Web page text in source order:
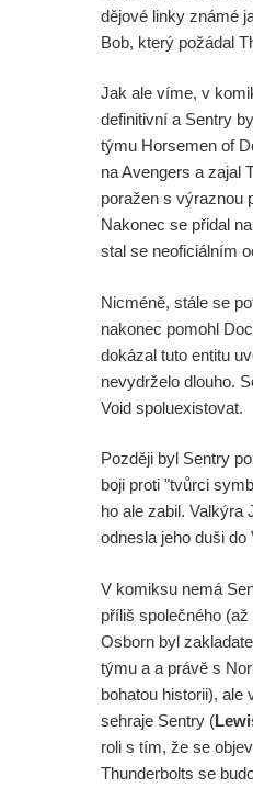
dějové linky známé
Bob, který požádal
Jak ale víme, v
definitivní a Sentry
týmu Horsemen of
na Avengers a zajal
poražen s výraznou
Nakonec se přidal
stal se neoficiálním
Nicméně, stále se
nakonec pomohl
dokázal tuto entitu
nevydrželo dlouho.
Void spoluexistovat.
Později byl Sentry
boji proti "tvůrci
ho ale zabil. Valkýra
odnesla jeho duši do
V komiksu nemá
příliš společného
Osborn byl
týmu a a právě s
bohatou historii), ale
sehraje Sentry (
roli s tím, že se
Thunderbolts se